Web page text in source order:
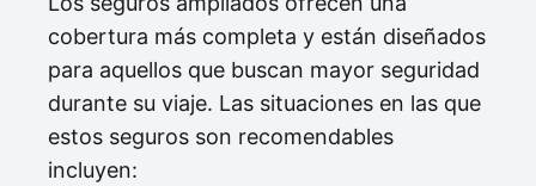
cobertura más completa y están diseñados
para aquellos que buscan mayor seguridad
durante su viaje. Las situaciones en las que
estos seguros son recomendables
incluyen: